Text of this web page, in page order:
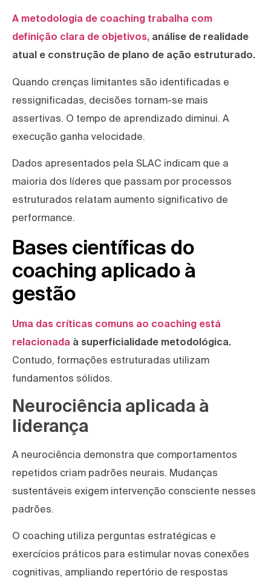
A metodologia de coaching trabalha com
definição clara de objetivos, análise de realidade
atual e construção de plano de ação estruturado.
Quando crenças limitantes são identificadas e
ressignificadas, decisões tornam-se mais
assertivas. O tempo de aprendizado diminui. A
execução ganha velocidade.
Dados apresentados pela SLAC indicam que a
maioria dos líderes que passam por processos
estruturados relatam aumento significativo de
performance.
Bases científicas do
coaching aplicado à
gestão
Uma das críticas comuns ao coaching está
relacionada à superficialidade metodológica.
Contudo, formações estruturadas utilizam
fundamentos sólidos.
Neurociência aplicada à
liderança
A neurociência demonstra que comportamentos
repetidos criam padrões neurais. Mudanças
sustentáveis exigem intervenção consciente nesses
padrões.
O coaching utiliza perguntas estratégicas e
exercícios práticos para estimular novas conexões
cognitivas, ampliando repertório de respostas